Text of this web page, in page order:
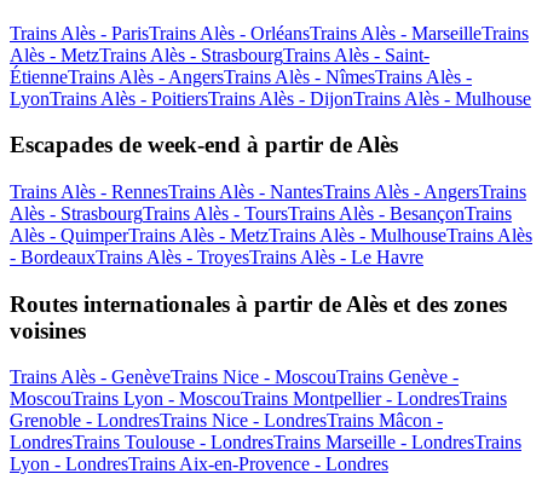
Trains Alès - ParisTrains Alès - OrléansTrains Alès - MarseilleTrains
Alès - MetzTrains Alès - StrasbourgTrains Alès - Saint-
ÉtienneTrains Alès - AngersTrains Alès - NîmesTrains Alès -
LyonTrains Alès - PoitiersTrains Alès - DijonTrains Alès - Mulhouse
Escapades de week-end à partir de Alès
Trains Alès - RennesTrains Alès - NantesTrains Alès - AngersTrains
Alès - StrasbourgTrains Alès - ToursTrains Alès - BesançonTrains
Alès - QuimperTrains Alès - MetzTrains Alès - MulhouseTrains Alès
- BordeauxTrains Alès - TroyesTrains Alès - Le Havre
Routes internationales à partir de Alès et des zones
voisines
Trains Alès - GenèveTrains Nice - MoscouTrains Genève -
MoscouTrains Lyon - MoscouTrains Montpellier - LondresTrains
Grenoble - LondresTrains Nice - LondresTrains Mâcon -
LondresTrains Toulouse - LondresTrains Marseille - LondresTrains
Lyon - LondresTrains Aix-en-Provence - Londres